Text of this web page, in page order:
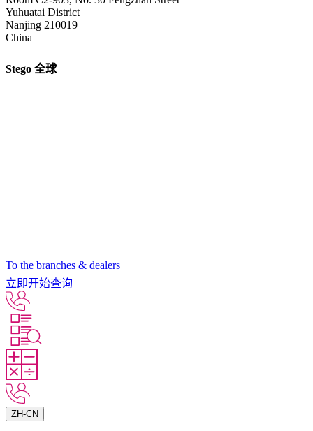
Yuhuatai District
Nanjing 210019
China
Stego 全球
To the branches & dealers
立即开始查询
ZH-CN